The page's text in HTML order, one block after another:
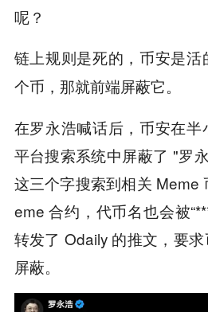
呢？
链上规则是死的，币安是
个币，那就前端屏蔽它。
在罗永浩喊话后，币安在
平台搜索系统中屏蔽了 "罗
这三个字搜索到相关 Meme
eme 合约，代币名也会被
转发了 Odaily 的推文，要
屏蔽。